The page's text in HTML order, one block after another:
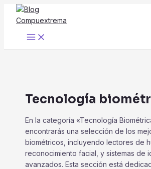
Main
Menu
Tecnología
En la categoría «Tecnología
encontrarás una selección de los
biométricos, incluyendo lectores de
reconocimiento facial, y sistemas de
avanzados. Esta sección está